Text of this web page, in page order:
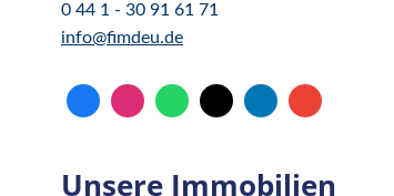
0 44 1 - 30 91 61 71
info@fimdeu.de
Unsere Immobilien